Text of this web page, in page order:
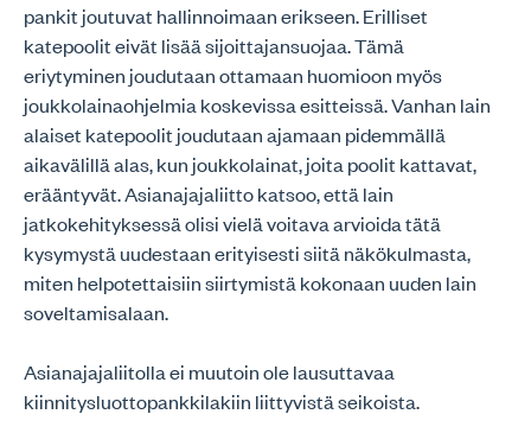
pankit joutuvat hallinnoimaan erikseen. Erilliset
katepoolit eivät lisää sijoittajansuojaa. Tämä
eriytyminen joudutaan ottamaan huomioon myös
joukkolainaohjelmia koskevissa esitteissä. Vanhan lain
alaiset katepoolit joudutaan ajamaan pidemmällä
aikavälillä alas, kun joukkolainat, joita poolit kattavat,
erääntyvät. Asianajajaliitto katsoo, että lain
jatkokehityksessä olisi vielä voitava arvioida tätä
kysymystä uudestaan erityisesti siitä näkökulmasta,
miten helpotettaisiin siirtymistä kokonaan uuden lain
soveltamisalaan.
Asianajajaliitolla ei muutoin ole lausuttavaa
kiinnitysluottopankkilakiin liittyvistä seikoista.